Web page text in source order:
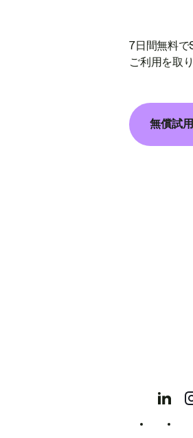
7日間無料
ご利用を取
無償試